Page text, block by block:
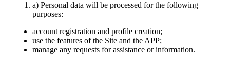
a) Personal data will be processed for the following
purposes:
account registration and profile creation;
use the features of the Site and the APP;
manage any requests for assistance or information.